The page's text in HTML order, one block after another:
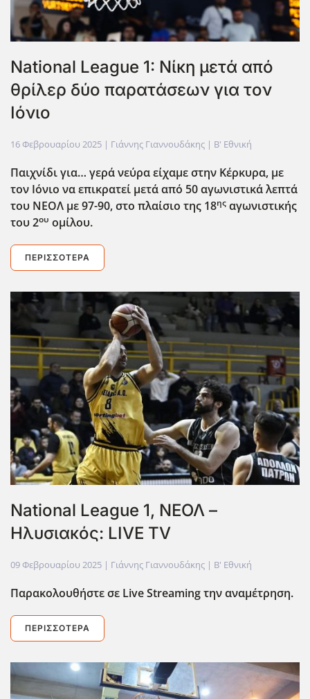
National League 1: Νίκη μετά από
θρίλερ δύο παρατάσεων για τον
Ιόνιο
16 Φεβρουαρίου 2025 | Γιάννης Γιαννουδάκης | Β' Εθνική
Παιχνίδι για… γερά νεύρα είχαμε στην Κέρκυρα, με
τον Ιόνιο να επικρατεί μετά από 50 αγωνιστικά λεπτά
του ΝΕΟΛ με 97-90, στο πλαίσιο της 18ης αγωνιστικής
του 2ου ομίλου.
ΠΕΡΙΣΣΌΤΕΡΑ
National League 1, ΝΕΟΛ –
Ηλυσιακός: LIVE TV
09 Φεβρουαρίου 2025 | Γιάννης Γιαννουδάκης | Β' Εθνική
Παρακολουθήστε σε LiveStreamingτην αναμέτρηση.
ΠΕΡΙΣΣΌΤΕΡΑ